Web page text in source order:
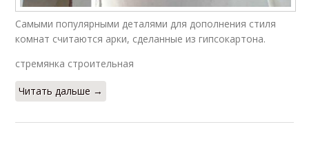
Самыми популярными деталями для дополнения стиля
комнат считаются арки, сделанные из гипсокартона.
стремянка строительная
Читать дальше →